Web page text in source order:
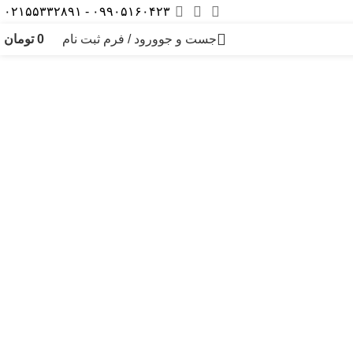
۰۹۹۰۵۱۶۰۴۲۳ - ۰۲۱۵۵۳۳۲۸۹۱
جست و جوورود / فرم ثبت نام 0 تومان